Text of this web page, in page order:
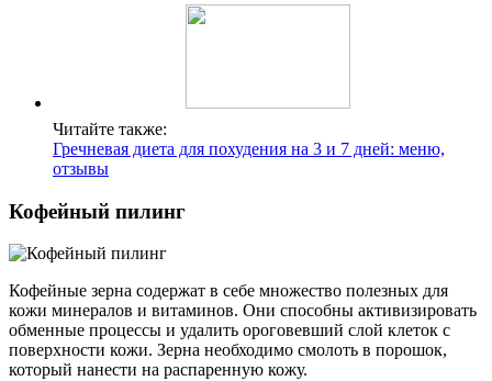
Читайте также:
Гречневая диета для похудения на 3 и 7 дней: меню,
отзывы
Кофейный пилинг
Кофейные зерна содержат в себе множество полезных для
кожи минералов и витаминов. Они способны активизировать
обменные процессы и удалить ороговевший слой клеток с
поверхности кожи. Зерна необходимо смолоть в порошок,
который нанести на распаренную кожу.